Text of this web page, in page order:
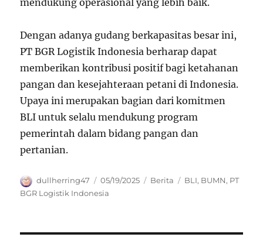
mendukung operasional yang lebih baik.
Dengan adanya gudang berkapasitas besar ini,
PT BGR Logistik Indonesia berharap dapat
memberikan kontribusi positif bagi ketahanan
pangan dan kesejahteraan petani di Indonesia.
Upaya ini merupakan bagian dari komitmen
BLI untuk selalu mendukung program
pemerintah dalam bidang pangan dan
pertanian.
Author
dullherring47
Posted
on
05/19/2025 Categories
Berita Tags
BLI, BUMN, PT
BGR Logistik Indonesia